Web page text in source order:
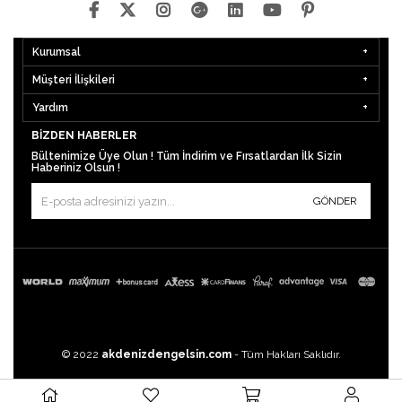
Kurumsal
Müşteri İlişkileri
Yardım
BIZDEN HABERLER
Bültenimize Üye Olun ! Tüm İndirim ve Fırsatlardan İlk Sizin
Haberiniz Olsun !
GÖNDER
© 2022 akdenizdengelsin.com- Tüm Hakları Saklıdır.